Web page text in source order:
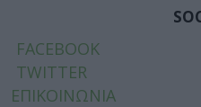
FACEBOOK
TWITTER
ΕΠΙΚΟΙΝΩΝΙΑ